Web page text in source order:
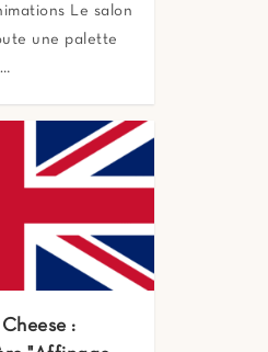
Le salon
une palette
: